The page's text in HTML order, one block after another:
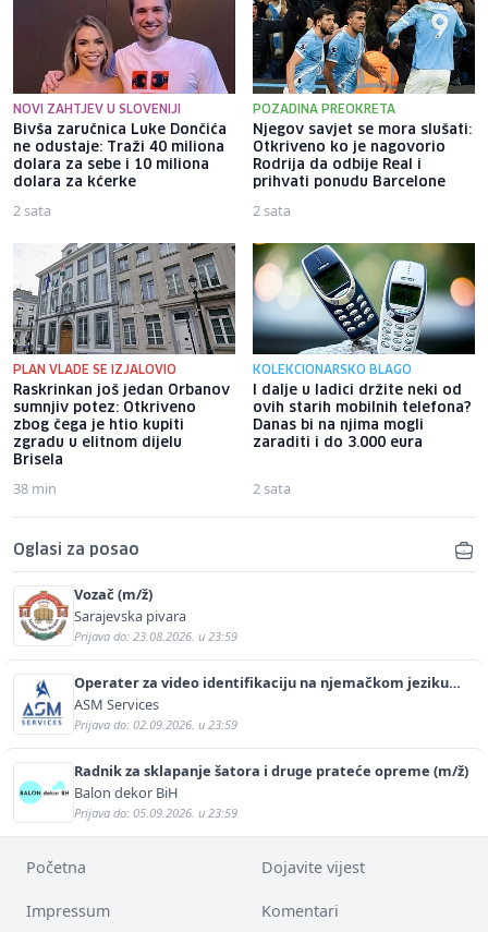
NOVI ZAHTJEV U SLOVENIJI
Bivša zaručnica Luke Dončića
ne odustaje: Traži 40 miliona
dolara za sebe i 10 miliona
dolara za kćerke
2 sata
POZADINA PREOKRETA
Njegov savjet se mora slušati:
Otkriveno ko je nagovorio
Rodrija da odbije Real i
prihvati ponudu Barcelone
2 sata
PLAN VLADE SE IZJALOVIO
Raskrinkan još jedan Orbanov
sumnjiv potez: Otkriveno
zbog čega je htio kupiti
zgradu u elitnom dijelu
Brisela
38 min
KOLEKCIONARSKO BLAGO
I dalje u ladici držite neki od
ovih starih mobilnih telefona?
Danas bi na njima mogli
zaraditi i do 3.000 eura
2 sata
Oglasi za posao
Vozač (m/ž)
Sarajevska pivara
Prijava do: 23.08.2026. u 23:59
Operater za video identifikaciju na njemačkom jeziku
(m/ž)
ASM Services
Prijava do: 02.09.2026. u 23:59
Radnik za sklapanje šatora i druge prateće opreme (m/ž)
Balon dekor BiH
Prijava do: 05.09.2026. u 23:59
Početna Dojavite vijest
Impressum Komentari